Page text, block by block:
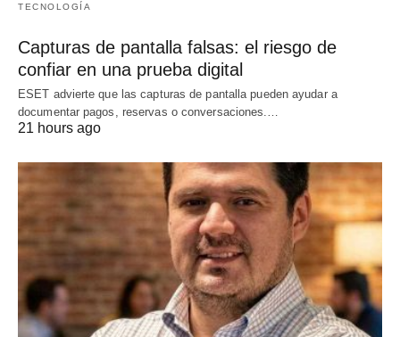
TECNOLOGÍA
Capturas de pantalla falsas: el riesgo de
confiar en una prueba digital
ESET advierte que las capturas de pantalla pueden ayudar a
documentar pagos, reservas o conversaciones.…
21 hours ago